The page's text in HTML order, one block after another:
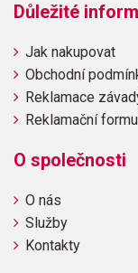
Důležité
Jak nakupovat
Obchodní
Reklamace
Reklamační
O společnosti
O nás
Služby
Kontakty